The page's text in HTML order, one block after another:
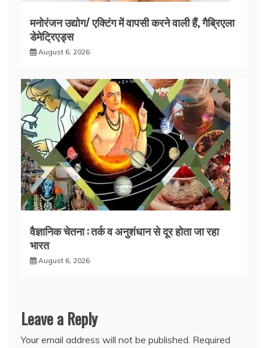
मनोरंजन उद्योग/ एक्टिंग में वापसी करने वाली हैं, गैब्रिएला
डेमेट्रिएड्स
August 6, 2026
वैज्ञानिक चेतना : तर्क व अनुशंधान से दूर होता जा रहा
भारत
August 6, 2026
Leave a Reply
Your email address will not be published. Required